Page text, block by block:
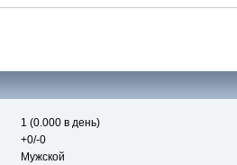
1 (0.000 в день)
+0/-0
Мужской